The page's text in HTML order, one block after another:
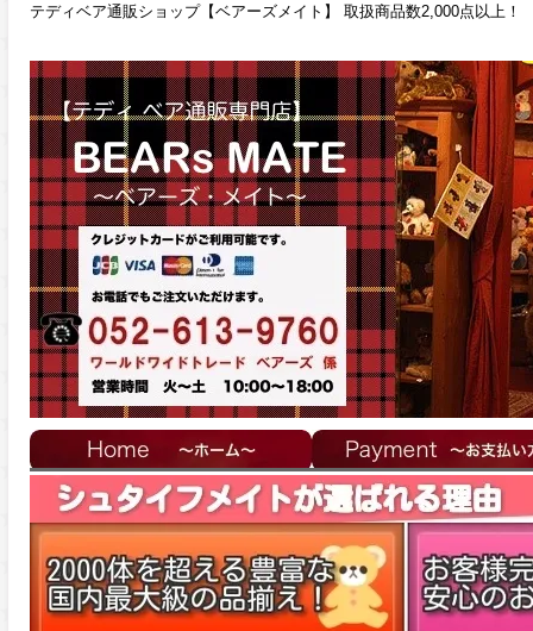
テディベア通販ショップ【ベアーズメイト】 取扱商品数2,000点以上！